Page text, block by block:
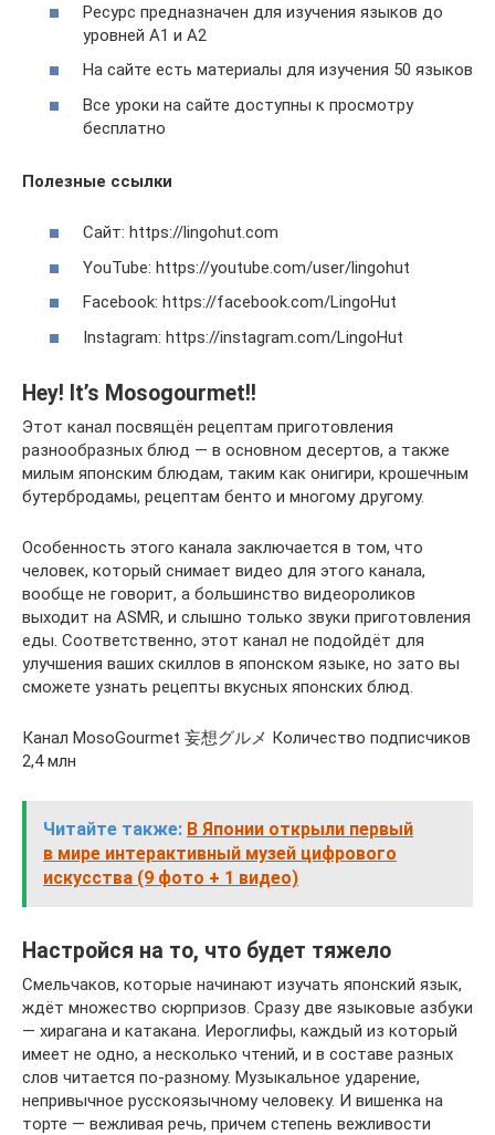
Ресурс предназначен для изучения языков до
уровней A1 и A2
На сайте есть материалы для изучения 50 языков
Все уроки на сайте доступны к просмотру
бесплатно
Полезные ссылки
Сайт: https://lingohut.com
YouTube: https://youtube.com/user/lingohut
Facebook: https://facebook.com/LingoHut
Instagram: https://instagram.com/LingoHut
Hey! It’s Mosogourmet!!
Этот канал посвящён рецептам приготовления
разнообразных блюд — в основном десертов, а также
милым японским блюдам, таким как онигири, крошечным
бутербродамы, рецептам бенто и многому другому.
Особенность этого канала заключается в том, что
человек, который снимает видео для этого канала,
вообще не говорит, а большинство видеороликов
выходит на ASMR, и слышно только звуки приготовления
еды. Соответственно, этот канал не подойдёт для
улучшения ваших скиллов в японском языке, но зато вы
сможете узнать рецепты вкусных японских блюд.
Канал MosoGourmet 妄想グルメ Количество подписчиков
2,4 млн
Читайте также: В Японии открыли первый
в мире интерактивный музей цифрового
искусства (9 фото + 1 видео)
Настройся на то, что будет тяжело
Смельчаков, которые начинают изучать японский язык,
ждёт множество сюрпризов. Сразу две языковые азбуки
— хирагана и катакана. Иероглифы, каждый из который
имеет не одно, а несколько чтений, и в составе разных
слов читается по-разному. Музыкальное ударение,
непривычное русскоязычному человеку. И вишенка на
торте — вежливая речь, причем степень вежливости